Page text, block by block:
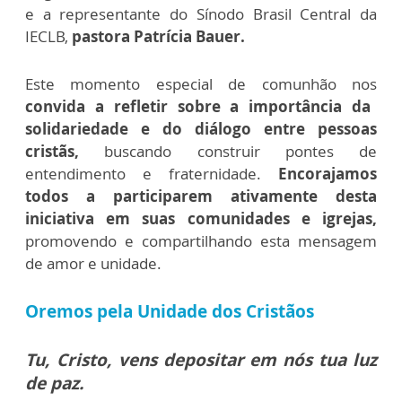
e a representante do Sínodo Brasil Central da
IECLB, pastora Patrícia Bauer.
Este momento especial de comunhão nos
convida a refletir sobre a importância da
solidariedade e do diálogo entre pessoas
cristãs, buscando construir pontes de
entendimento e fraternidade. Encorajamos
todos a participarem ativamente desta
iniciativa em suas comunidades e igrejas,
promovendo e compartilhando esta mensagem
de amor e unidade.
Oremos pela Unidade dos Cristãos
Tu, Cristo, vens depositar em nós tua luz
de paz.